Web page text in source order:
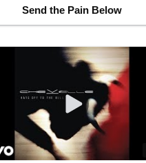
Send the Pain Below